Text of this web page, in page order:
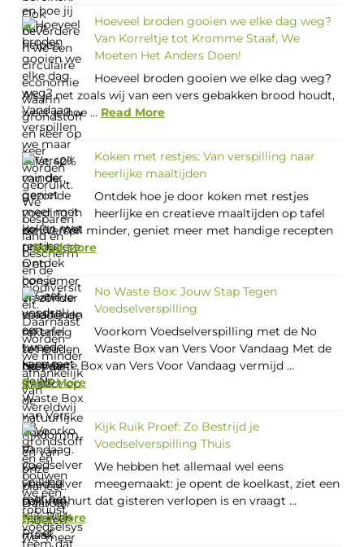
Hoeveel broden gooien we elke dag weg?
Van Korreltje tot Kromme Staaf, We
Moeten Het Anders Doen!
Hoeveel broden gooien we elke dag weg?
Als je net zoals wij van een vers gebakken brood houdt,
weet je hoe ... Read More
Koken met restjes: Van verspilling naar
heerlijke maaltijden
Ontdek hoe je door koken met restjes
heerlijke en creatieve maaltijden op tafel
zet. Verspil minder, geniet meer met handige recepten
...Read More
No Waste Box: Jouw Stap Tegen
Voedselverspilling
Voorkom Voedselverspilling met de No
Waste Box van Vers Voor Vandaag Met de
No Waste Box van Vers Voor Vandaag vermijd ...
Read More
Kijk Ruik Proef: Zo Bestrijd je
Voedselverspilling Thuis
We hebben het allemaal wel eens
meegemaakt: je opent de koelkast, ziet een
pak yoghurt dat gisteren verlopen is en vraagt ...
Read More